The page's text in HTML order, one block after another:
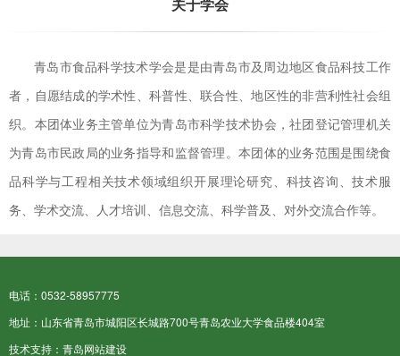
青岛市食品科学技术学会是是由青岛市及周边地区食品科技工作
者，自愿结成的学术性、科普性、联合性、地区性的非营利性社会组
织。本团体业务主管单位为青岛市科学技术协会，社团登记管理机关
为青岛市民政局的业务指导和监督管理。本团体的业务范围是围绕食
品科学与工程相关技术领域组织开展理论研究、科技咨询、技术服
务、学术交流、人才培训、信息交流、科学普及、对外交流合作等。
电话：0532-58957775
地址：山东省青岛市城阳区长城路700号青岛农业大学食品楼404室
技术支持： 青岛网站建设